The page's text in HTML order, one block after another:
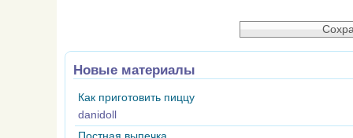
Новые материалы
Как приготовить пиццу
danidoll